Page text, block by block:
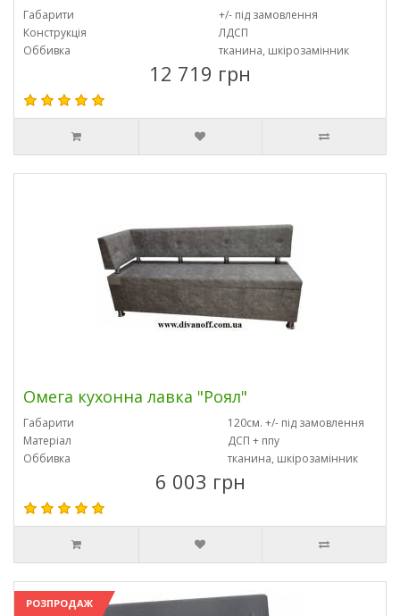
Габарити
+/- під замовлення
Конструкція
ЛДСП
Оббивка
тканина, шкірозамінник
12 719 грн
Омега кухонна лавка "Роял"
Габарити
120см. +/- під замовлення
Матеріал
ДСП + ппу
Оббивка
тканина, шкірозамінник
6 003 грн
РОЗПРОДАЖ